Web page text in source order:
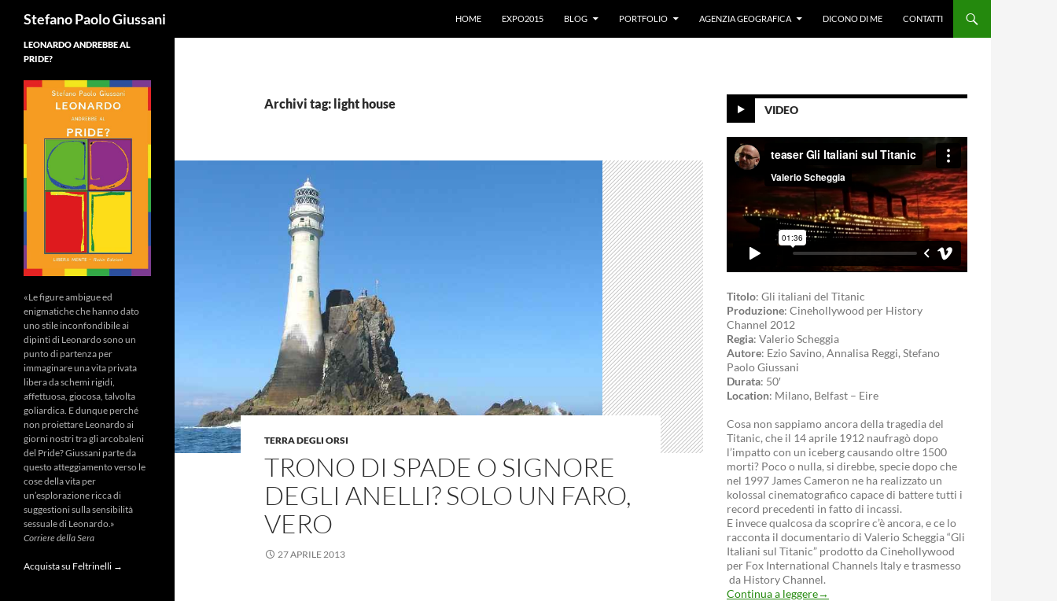
Stefano Paolo Giussani
HOME
EXPO2015 BLOG PORTFOLIO AGENZIA GEOGRAFICA DICONO DI ME CONTATTI
Archivi tag: light house
TERRA DEGLI ORSI
TRONO DI SPADE O SIGNORE
DEGLI ANELLI? SOLO UN FARO,
VERO
27 APRILE 2013
VIDEO
Titolo: Gli italiani del Titanic
Produzione: Cinehollywood per History
Channel 2012
Regia: Valerio Scheggia
Autore: Ezio Savino, Annalisa Reggi, Stefano
Paolo Giussani
Durata: 50′
Location: Milano, Belfast – Eire
Cosa non sappiamo ancora della tragedia del
Titanic, che il 14 aprile 1912 naufragò dopo
l’impatto con un iceberg causando oltre 1500
morti? Poco o nulla, si direbbe, specie dopo che
nel 1997 James Cameron ne ha realizzato un
kolossal cinematografico capace di battere tutti i
record precedenti in fatto di incassi.
E invece qualcosa da scoprire c’è ancora, e ce lo
racconta il documentario di Valerio Scheggia “Gli
Italiani sul Titanic” prodotto da Cinehollywood
per Fox International Channels Italy e trasmesso
da History Channel.
Continua a leggere→
LEONARDO ANDREBBE AL
PRIDE?
«Le figure ambigue ed
enigmatiche che hanno dato
uno stile inconfondibile ai
dipinti di Leonardo sono un
punto di partenza per
immaginare una vita privata
libera da schemi rigidi,
affettuosa, giocosa, talvolta
goliardica. E dunque perché
non proiettare Leonardo ai
giorni nostri tra gli arcobaleni
del Pride? Giussani parte da
questo atteggiamento verso le
cose della vita per
un’esplorazione ricca di
suggestioni sulla sensibilità
sessuale di Leonardo.»
Corriere della Sera
Acquista su Feltrinelli →